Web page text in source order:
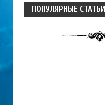
ПОПУЛЯРНЫЕ СТАТЬИ